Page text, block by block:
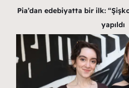
Pia’dan edebiyatta bir ilk:
yapıldı